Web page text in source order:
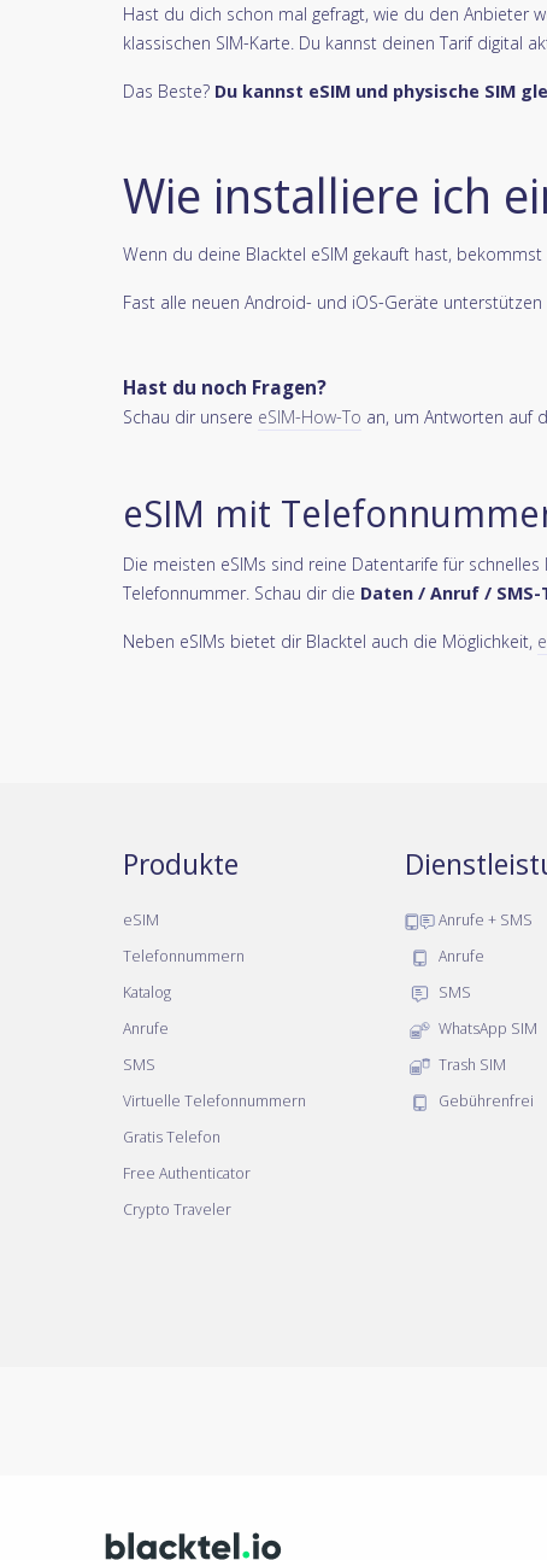
Hast du dich schon mal gefragt, wie du den Anbieter
klassischen SIM-Karte. Du kannst deinen Tarif digital
Das Beste? Du kannst eSIM und physische SIM
Wie installiere ich
Wenn du deine Blacktel eSIM gekauft hast,
Fast alle neuen Android- und iOS-Geräte unterstützen
Hast du noch Fragen?
Schau dir unsere eSIM-How-To an, um Antworten auf
eSIM mit
Die meisten eSIMs sind reine Datentarife für
Telefonnummer. Schau dir die Daten / Anruf /
Neben eSIMs bietet dir Blacktel auch die Möglichkeit,
Produkte
eSIM
Telefonnummern
Katalog
Anrufe
SMS
Virtuelle Telefonnummern
Gratis Telefon
Free Authenticator
Crypto Traveler
Anrufe + SMS
Anrufe
SMS
WhatsApp SIM
Trash SIM
Gebührenfrei